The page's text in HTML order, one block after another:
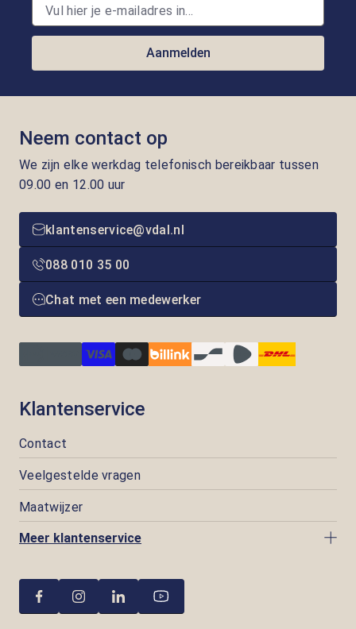
Aanmelden
Neem contact op
We zijn elke werkdag telefonisch bereikbaar tussen
09.00 en 12.00 uur
klantenservice@vdal.nl
088 010 35 00
Chat met een medewerker
Klantenservice
Contact
Veelgestelde vragen
Maatwijzer
Meer klantenservice